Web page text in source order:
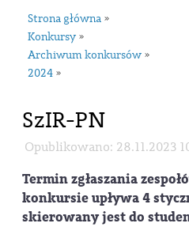
Strona główna »
Konkursy »
Archiwum konkursów »
2024 »
SzIR-PN
Opublikowano: 28.11.2023
Termin zgłaszania
konkursie upływa 4
skierowany jest do